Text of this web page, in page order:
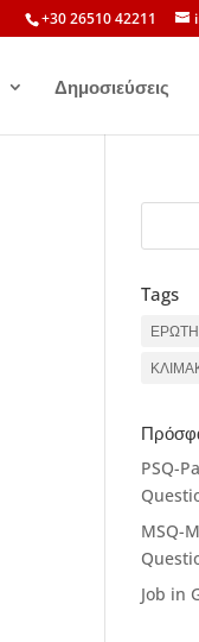
+30 26510 42211
Δημοσιεύσεις
Tags
PSQ-
MSQ-
Job in